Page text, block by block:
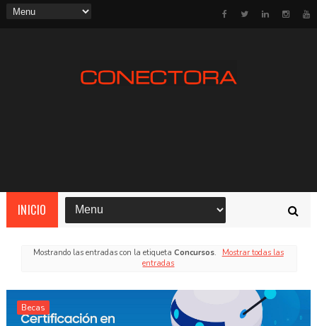
INICIO
Mostrando las entradas con la etiquetaConcursos.
Mostrar todas las
entradas
Becas